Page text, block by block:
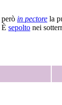
però in pectore la
È sepolto nei